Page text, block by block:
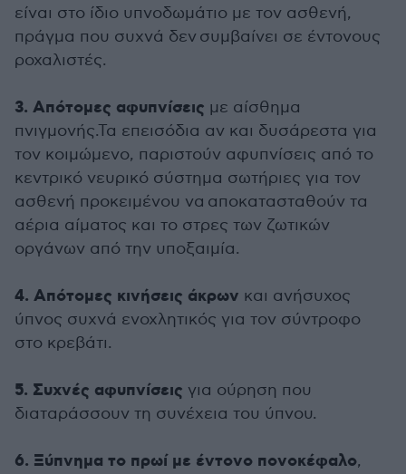
είναι στο ίδιο υπνοδωμάτιο με τον ασθενή,
πράγμα που συχνά δεν συμβαίνει σε έντονους
ροχαλιστές.
3. Απότομες αφυπνίσεις με αίσθημα
πνιγμονής.Τα επεισόδια αν και δυσάρεστα για
τον κοιμώμενο, παριστούν αφυπνίσεις από το
κεντρικό νευρικό σύστημα σωτήριες για τον
ασθενή προκειμένου να αποκατασταθούν τα
αέρια αίματος και το στρες των ζωτικών
οργάνων από την υποξαιμία.
4. Απότομες κινήσεις άκρων και ανήσυχος
ύπνος συχνά ενοχλητικός για τον σύντροφο
στο κρεβάτι.
5. Συχνές αφυπνίσεις για ούρηση που
διαταράσσουν τη συνέχεια του ύπνου.
6. Ξύπνημα το πρωί με έντονο πονοκέφαλο,